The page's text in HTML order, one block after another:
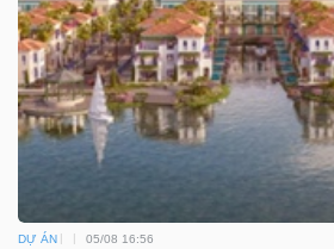
DỰ ÁN 05/08 16:56